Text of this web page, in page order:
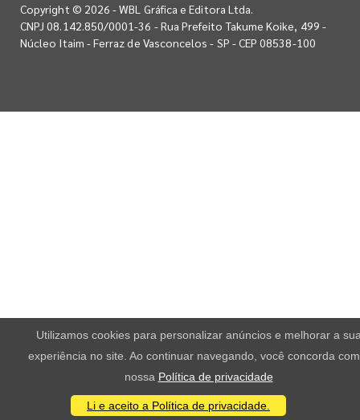
Copyright © 2026 - WBL Gráfica e Editora Ltda.
CNPJ 08.142.850/0001-36 - Rua Prefeito Takume Koike, 499 -
Núcleo Itaim - Ferraz de Vasconcelos - SP - CEP 08538-100
Utilizamos cookies para personalizar anúncios e melhorar a
experiência no site. Ao continuar navegando, você concorda
nossa Política de privacidade
Li e aceito a Política de privacidade.